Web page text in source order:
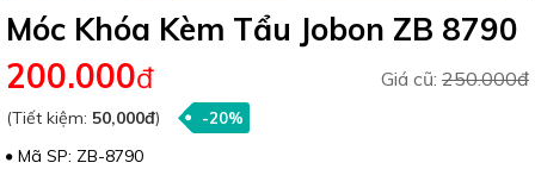
Móc Khóa Kèm Tẩu Jobon ZB 8790
Giá cũ: 250.000đ
200.000đ
(Tiết kiệm: 50,000đ) -20%
Mã SP: ZB-8790